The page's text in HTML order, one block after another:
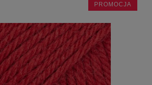
do koszyka
PROMOCJA